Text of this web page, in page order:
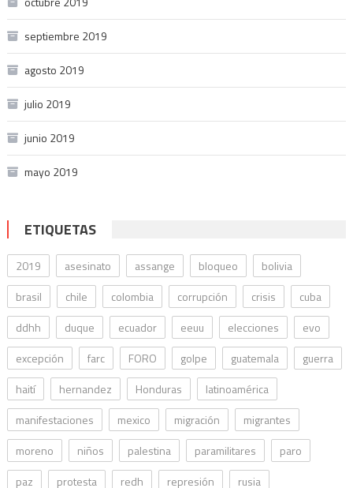
septiembre 2019
agosto 2019
julio 2019
junio 2019
mayo 2019
ETIQUETAS
2019 asesinato assange bloqueo
bolivia
brasil
chile colombia corrupción crisis
cuba
ddhh
duque ecuador eeuu elecciones
evo
excepción
farc FORO golpe guatemala
guerra
haití
hernandez Honduras
latinoamérica
manifestaciones
mexico migración
migrantes
moreno
niños palestina paramilitares
paro
paz
protesta redh represión rusia